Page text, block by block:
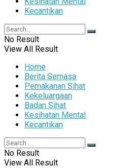
Kecantikan
No Result
View All Result
Home
Berita Semasa
Pemakanan Sihat
Kekeluargaan
Badan Sihat
Kesihatan Mental
Kecantikan
No Result
View All Result